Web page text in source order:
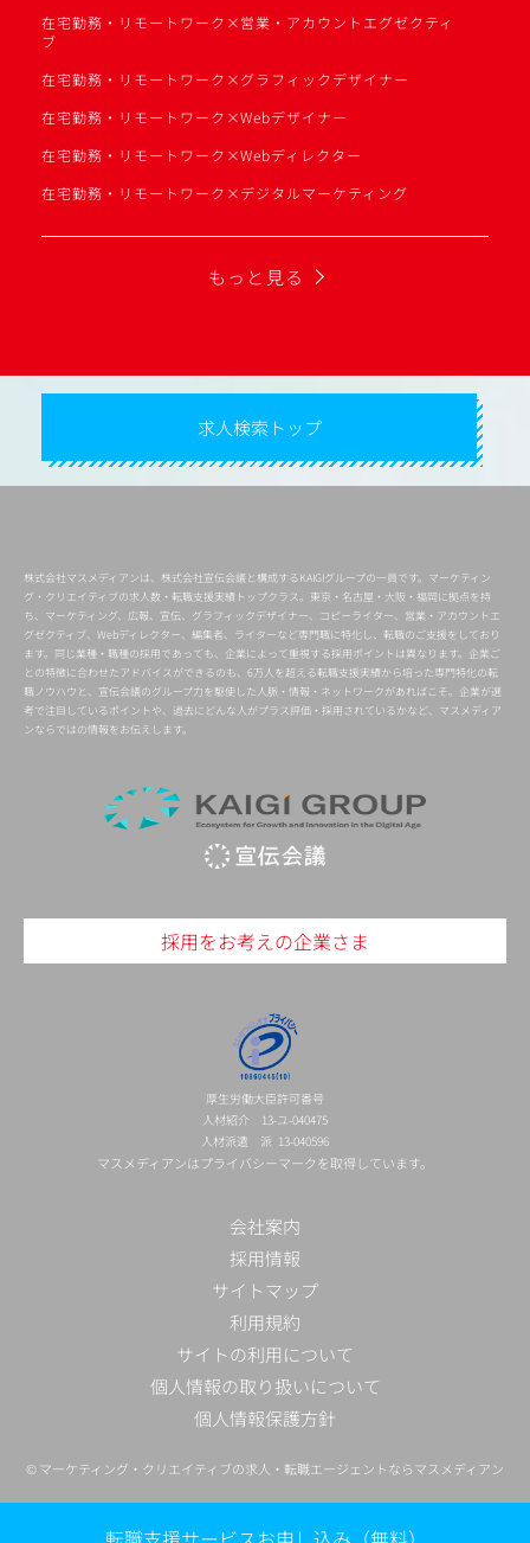
在宅勤務・リモートワーク×営業・アカウントエグゼクティ
ブ
在宅勤務・リモートワーク×グラフィックデザイナー
在宅勤務・リモートワーク×Webデザイナー
在宅勤務・リモートワーク×Webディレクター
在宅勤務・リモートワーク×デジタルマーケティング
もっと見る
求人検索トップ
株式会社マスメディアンは、株式会社宣伝会議と構成するKAIGIグループの一員です。マーケティン
グ・クリエイティブの求人数・転職支援実績トップクラス。東京・名古屋・大阪・福岡に拠点を持
ち、マーケティング、広報、宣伝、グラフィックデザイナー、コピーライター、営業・アカウントエ
グゼクティブ、Webディレクター、編集者、ライターなど専門職に特化し、転職のご支援をしており
ます。同じ業種・職種の採用であっても、企業によって重視する採用ポイントは異なります。企業ご
との特徴に合わせたアドバイスができるのも、6万人を超える転職支援実績から培った専門特化の転
職ノウハウと、宣伝会議のグループ力を駆使した人脈・情報・ネットワークがあればこそ。企業が選
考で注目しているポイントや、過去にどんな人がプラス評価・採用されているかなど、マスメディア
ンならではの情報をお伝えします。
採用をお考えの企業さま
厚生労働大臣許可番号
人材紹介 13-ユ-040475
人材派遣 派 13-040596
マスメディアンはプライバシーマークを取得しています。
会社案内
採用情報
サイトマップ
利用規約
サイトの利用について
個人情報の取り扱いについて
個人情報保護方針
© マーケティング・クリエイティブの求人・転職エージェントならマスメディアン